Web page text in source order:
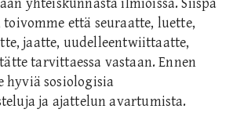
yhteiskunnasta ilmiöissä. Siispä
että seuraatte, luette,
jaatte, uudelleentwiittaatte,
tarvittaessa vastaan. Ennen
hyviä sosiologisia
ja ajattelun avartumista.